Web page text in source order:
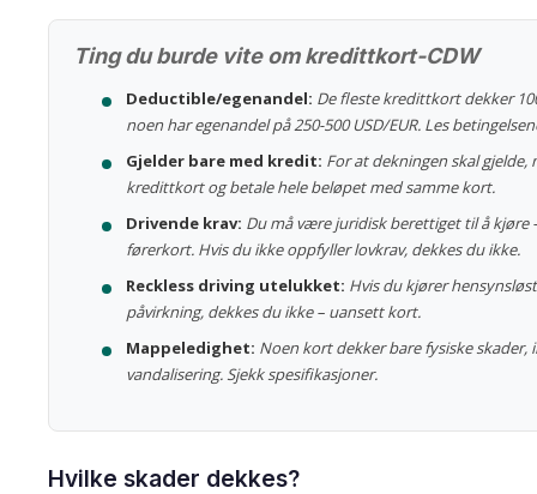
Ting du burde vite om kredittkort-CDW
Deductible/egenandel: De fleste kredittkort dekker
noen har egenandel på 250-500 USD/EUR. Les
Gjelder bare med kredit: For at dekningen skal gjelde,
kredittkort og betale hele beløpet med samme kort.
Drivende krav: Du må være juridisk berettiget til å kjøre
førerkort. Hvis du ikke oppfyller lovkrav, dekkes du ikke.
Reckless driving utelukket: Hvis du kjører
påvirkning, dekkes du ikke – uansett kort.
Mappeledighet: Noen kort dekker bare fysiske skader,
vandalisering. Sjekk spesifikasjoner.
Hvilke skader dekkes?